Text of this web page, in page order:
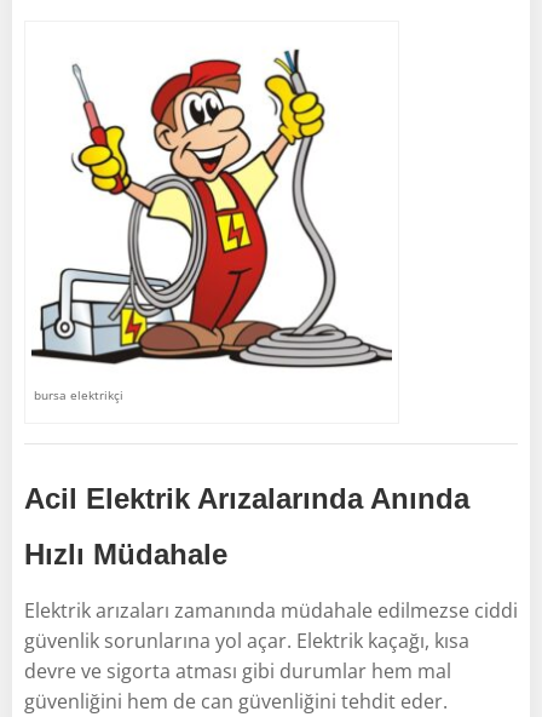
bursa elektrikçi
Acil Elektrik Arızalarında Anında
Hızlı Müdahale
Elektrik arızaları zamanında müdahale edilmezse ciddi
güvenlik sorunlarına yol açar. Elektrik kaçağı, kısa
devre ve sigorta atması gibi durumlar hem mal
güvenliğini hem de can güvenliğini tehdit eder.